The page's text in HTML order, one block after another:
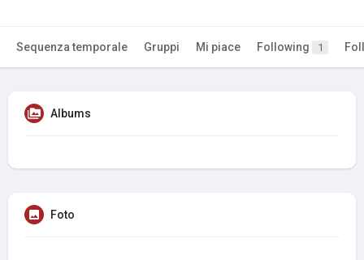
Sequenza temporale Gruppi Mi piace Following 1
Albums
Foto